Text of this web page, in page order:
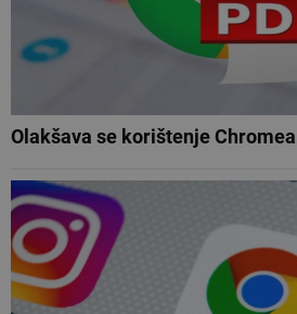
Olakšava se korištenje